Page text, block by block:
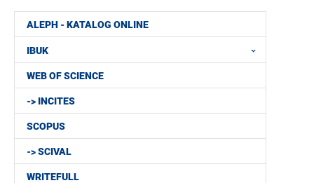
ALEPH - KATALOG ONLINE
IBUK
WEB OF SCIENCE
-> INCITES
SCOPUS
-> SCIVAL
WRITEFULL